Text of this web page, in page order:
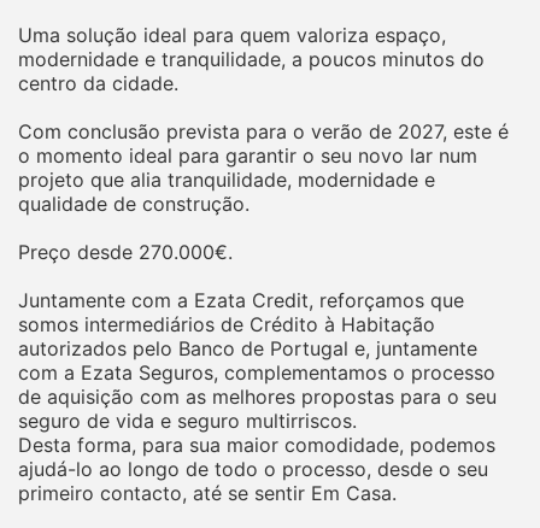
Uma solução ideal para quem valoriza espaço,
modernidade e tranquilidade, a poucos minutos do
centro da cidade.
Com conclusão prevista para o verão de 2027, este é
o momento ideal para garantir o seu novo lar num
projeto que alia tranquilidade, modernidade e
qualidade de construção.
Preço desde 270.000€.
Juntamente com a Ezata Credit, reforçamos que
somos intermediários de Crédito à Habitação
autorizados pelo Banco de Portugal e, juntamente
com a Ezata Seguros, complementamos o processo
de aquisição com as melhores propostas para o seu
seguro de vida e seguro multirriscos.
Desta forma, para sua maior comodidade, podemos
ajudá-lo ao longo de todo o processo, desde o seu
primeiro contacto, até se sentir Em Casa.